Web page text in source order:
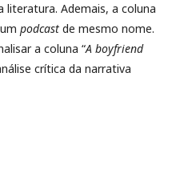
Ademais, a coluna
podcast de mesmo nome.
a coluna “A boyfriend
crítica da narrativa